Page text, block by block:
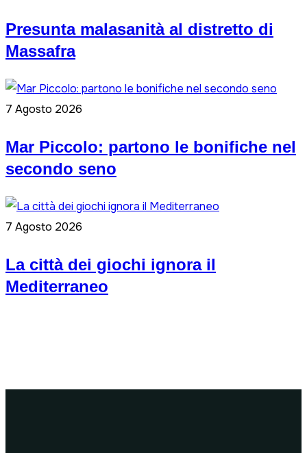
Presunta malasanità al distretto di
Massafra
7 Agosto 2026
Mar Piccolo: partono le bonifiche nel
secondo seno
7 Agosto 2026
La città dei giochi ignora il
Mediterraneo